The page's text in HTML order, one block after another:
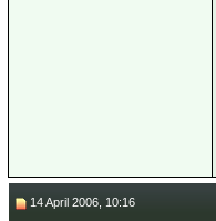
14 April 2006, 10:16